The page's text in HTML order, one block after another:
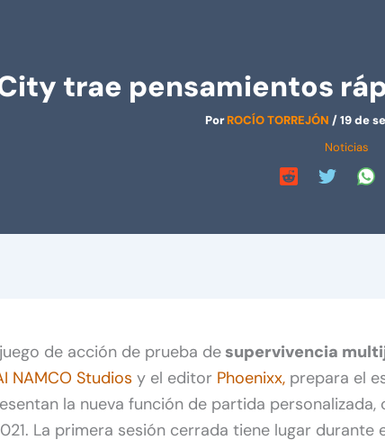
trae pensamientos
PorROCÍO TORREJÓN /19 de
Noticias
de acción de prueba de supervivencia
NAMCO Studios y el editor Phoenixx, prepara el
la nueva función de partida personalizada,
La primera sesión cerrada tiene lugar durante